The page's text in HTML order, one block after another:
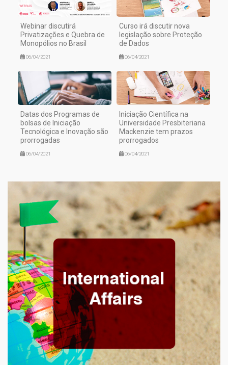
Webinar discutirá
Privatizações e Quebra de
Monopólios no Brasil
06/04/2021
Curso irá discutir nova
legislação sobre Proteção
de Dados
06/04/2021
Datas dos Programas de
bolsas de Iniciação
Tecnológica e Inovação são
prorrogadas
06/04/2021
Iniciação Científica na
Universidade Presbiteriana
Mackenzie tem prazos
prorrogados
06/04/2021